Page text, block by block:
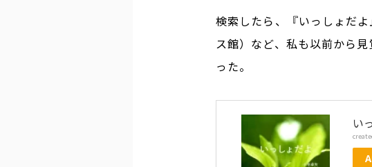
検索したら、『いっしょだ
ス館）など、私も以前から
った。
い